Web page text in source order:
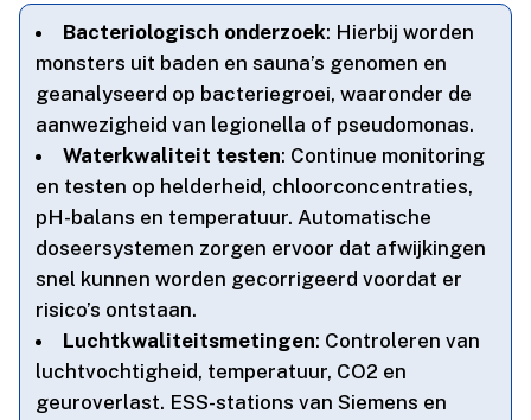
Bacteriologisch onderzoek: Hierbij worden
monsters uit baden en sauna’s genomen en
geanalyseerd op bacteriegroei, waaronder de
aanwezigheid van legionella of pseudomonas.​
Waterkwaliteit testen: Continue monitoring
en testen op helderheid, chloorconcentraties,
pH-balans en temperatuur.​ Automatische
doseersystemen zorgen ervoor dat afwijkingen
snel kunnen worden gecorrigeerd voordat er
risico’s ontstaan.​
Luchtkwaliteitsmetingen: Controleren van
luchtvochtigheid, temperatuur, CO2 en
geuroverlast.​ ESS-stations van Siemens en